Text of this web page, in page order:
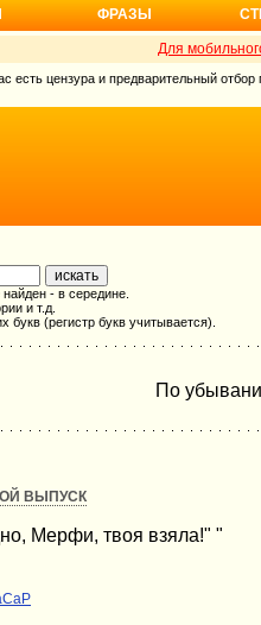
ФРАЗЫ
Для
есть цензура и предварительный
- в середине.
и т.д.
(регистр букв учитывается).
По
ВЫПУСК
Мерфи, твоя взяла!" "